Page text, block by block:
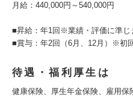
月給：440,000円～540,000円
■昇給：年1回※業績・評価に準じ
■賞与：年2回（6月、12月）※初
待遇・福利厚生は
健康保険、厚生年金保険、雇用保